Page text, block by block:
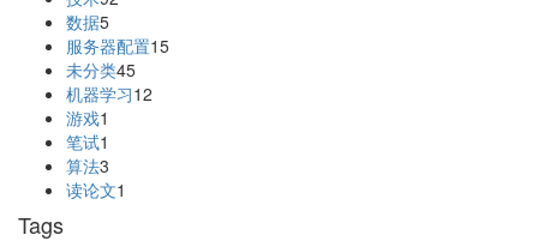
数据5
服务器配置15
未分类45
机器学习12
游戏1
笔试1
算法3
读论文1
Tags